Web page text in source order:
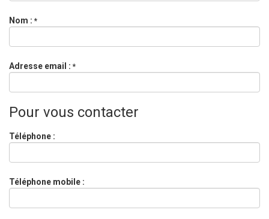
Nom : *
Adresse email : *
Pour vous contacter
Téléphone :
Téléphone mobile :